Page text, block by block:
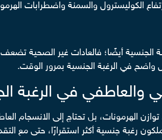
الكوليسترول والسمنة واضطرابات
الجنسية أيضًا؛ فالعادات غير الصحية
واضح في الرغبة الجنسية بمرور الوقت.
والعاطفي في الرغبة
الهرمونات، بل تحتاج إلى الانسجام
رغبة جنسية أكثر استقرارًا، حتى مع